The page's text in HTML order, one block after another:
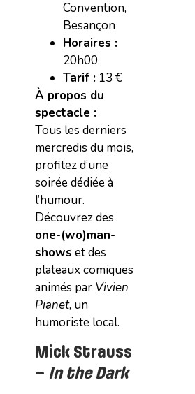
Convention,
Besançon
Horaires :
20h00
Tarif : 13 €
À propos du
spectacle :
Tous les derniers
mercredis du mois,
profitez d’une
soirée dédiée à
l’humour.
Découvrez des
one-(wo)man-
shows et des
plateaux comiques
animés par Vivien
Pianet, un
humoriste local.
Mick Strauss
– In the Dark